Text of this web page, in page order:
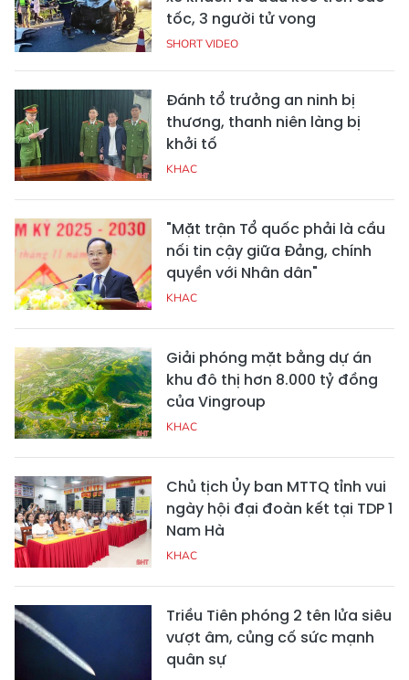
tốc, 3 người tử vong
SHORT VIDEO
Đánh tổ trưởng an ninh bị
thương, thanh niên làng bị
khởi tố
KHAC
"Mặt trận Tổ quốc phải là cầu
nối tin cậy giữa Đảng, chính
quyền với Nhân dân"
KHAC
Giải phóng mặt bằng dự án
khu đô thị hơn 8.000 tỷ đồng
của Vingroup
KHAC
Chủ tịch Ủy ban MTTQ tỉnh vui
ngày hội đại đoàn kết tại TDP 1
Nam Hà
KHAC
Triều Tiên phóng 2 tên lửa siêu
vượt âm, củng cố sức mạnh
quân sự